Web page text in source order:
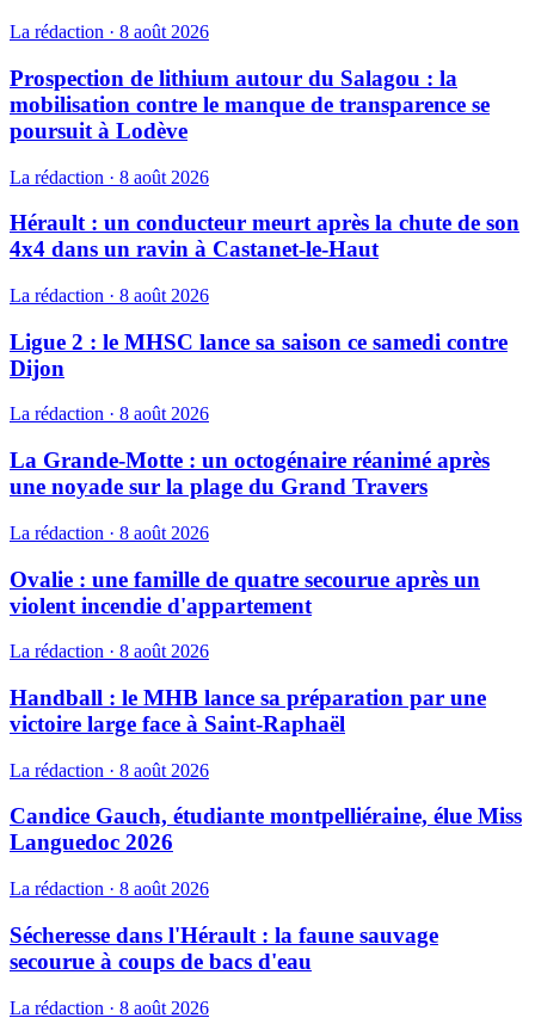
La rédaction · 8 août 2026
Prospection de lithium autour du Salagou : la
mobilisation contre le manque de transparence se
poursuit à Lodève
La rédaction · 8 août 2026
Hérault : un conducteur meurt après la chute de son
4x4 dans un ravin à Castanet-le-Haut
La rédaction · 8 août 2026
Ligue 2 : le MHSC lance sa saison ce samedi contre
Dijon
La rédaction · 8 août 2026
La Grande-Motte : un octogénaire réanimé après
une noyade sur la plage du Grand Travers
La rédaction · 8 août 2026
Ovalie : une famille de quatre secourue après un
violent incendie d'appartement
La rédaction · 8 août 2026
Handball : le MHB lance sa préparation par une
victoire large face à Saint-Raphaël
La rédaction · 8 août 2026
Candice Gauch, étudiante montpelliéraine, élue Miss
Languedoc 2026
La rédaction · 8 août 2026
Sécheresse dans l'Hérault : la faune sauvage
secourue à coups de bacs d'eau
La rédaction · 8 août 2026